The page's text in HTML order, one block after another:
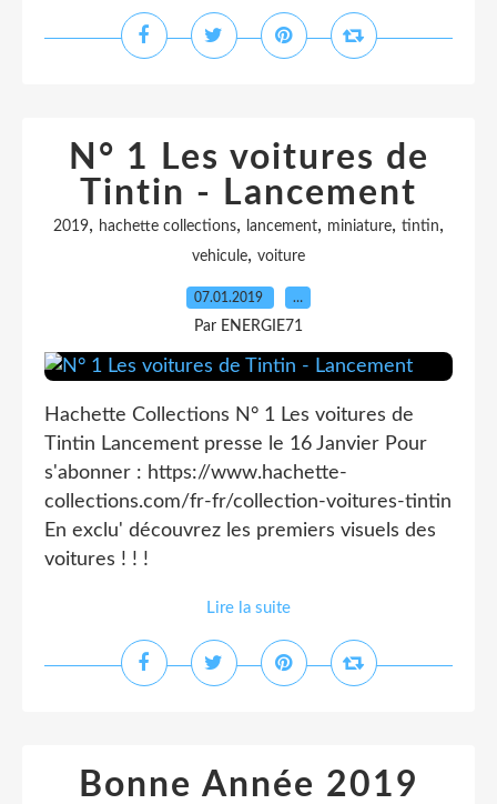
N° 1 Les voitures de
Tintin - Lancement
2019, hachette collections, lancement, miniature, tintin,
vehicule, voiture
07.01.2019 …
Par ENERGIE71
Hachette Collections N° 1 Les voitures de
Tintin Lancement presse le 16 Janvier Pour
s'abonner : https://www.hachette-
collections.com/fr-fr/collection-voitures-tintin
En exclu' découvrez les premiers visuels des
voitures ! ! !
Lire la suite
Bonne Année 2019